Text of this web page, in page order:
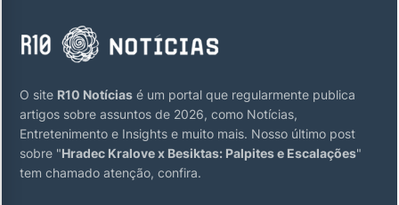
O site R10 Notícias é um portal que regularmente publica
artigos sobre assuntos de 2026, como Notícias,
Entretenimento e Insights e muito mais. Nosso último post
sobre "Hradec Kralove x Besiktas: Palpites e Escalações"
tem chamado atenção, confira.